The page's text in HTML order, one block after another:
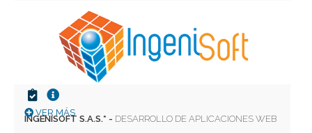
VER MÁS
INGENISOFT S.A.S.* - DESARROLLO DE APLICACIONES WEB